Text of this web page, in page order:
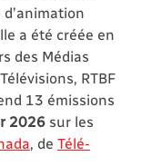
a été créée en
des Médias
RTBF
13 émissions
2026 sur les
, de Télé-